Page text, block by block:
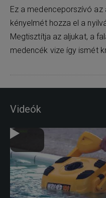
Ez a medenceporszívó
kényelmét hozza el a
Megtisztítja az aljukat, a
medencék vize így ismét
Videók